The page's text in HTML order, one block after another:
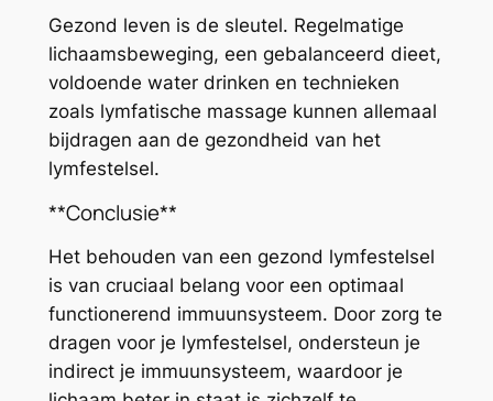
Gezond leven is de sleutel. Regelmatige
lichaamsbeweging, een gebalanceerd dieet,
voldoende water drinken en technieken
zoals lymfatische massage kunnen allemaal
bijdragen aan de gezondheid van het
lymfestelsel.
**Conclusie**
Het behouden van een gezond lymfestelsel
is van cruciaal belang voor een optimaal
functionerend immuunsysteem. Door zorg te
dragen voor je lymfestelsel, ondersteun je
indirect je immuunsysteem, waardoor je